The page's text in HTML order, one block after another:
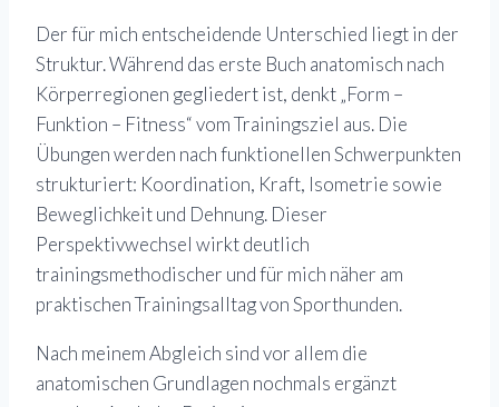
Der für mich entscheidende Unterschied liegt in der
Struktur. Während das erste Buch anatomisch nach
Körperregionen gegliedert ist, denkt „Form –
Funktion – Fitness“ vom Trainingsziel aus. Die
Übungen werden nach funktionellen Schwerpunkten
strukturiert: Koordination, Kraft, Isometrie sowie
Beweglichkeit und Dehnung. Dieser
Perspektivwechsel wirkt deutlich
trainingsmethodischer und für mich näher am
praktischen Trainingsalltag von Sporthunden.
Nach meinem Abgleich sind vor allem die
anatomischen Grundlagen nochmals ergänzt